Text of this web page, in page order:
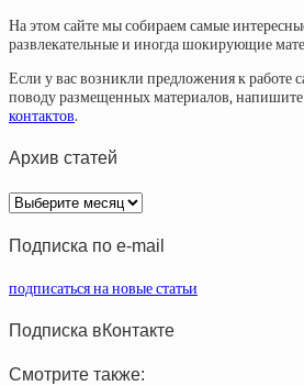
На этом сайте мы собираем самые
развлекательные и иногда шокирующие
Если у вас возникли предложения к работе
поводу размещенных материалов, напишите
контактов.
Архив статей
Архив
статей
Подписка по e-mail
подписаться на новые статьи
Подписка вКонтакте
Смотрите также: